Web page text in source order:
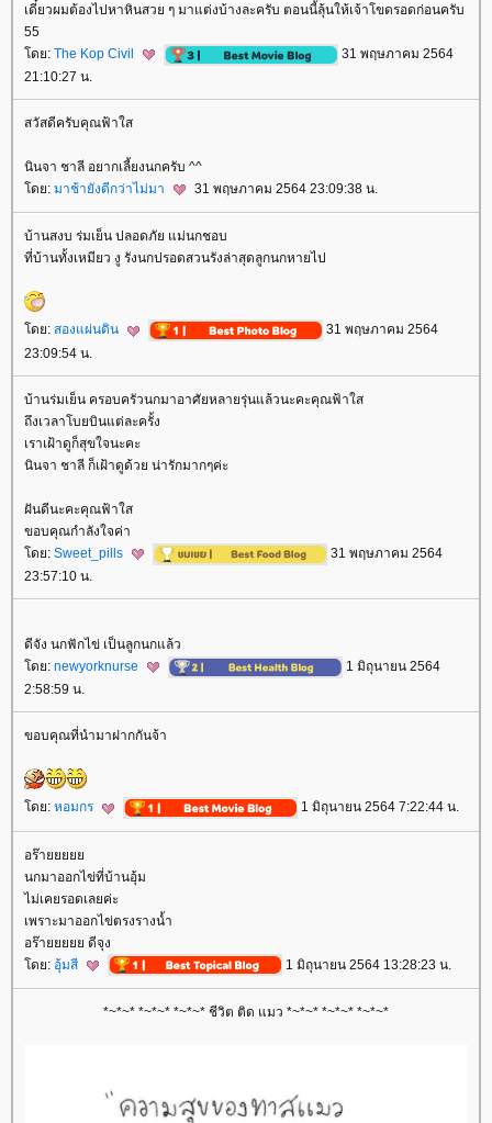
เดี๋ยวผมต้องไปหาหินสวย ๆ มาแต่งบ้างละครับ ตอนนี้ลุ้นให้เจ้าโขดรอดก่อนครับ
55
ดย: The Kop Civil
31 พฤษภาคม 2564
21:10:27 น.
สวัสดีครับคุณฟ้าใส
นินจา ชาลี อยากเลี้ยงนกครับ ^^
ดย: มาช้ายังดีกว่าไม่มา 31 พฤษภาคม 2564 23:09:38 น.
บ้านสงบ ร่มเย็น ปลอดภัย แม่นกชอบ
ที่บ้านทั้งเหมียว งู รังนกปรอดสวนรังล่าสุดลูกนกหายไป
ดย: สองแผ่นดิน
31 พฤษภาคม 2564
23:09:54 น.
บ้านร่มเย็น ครอบครัวนกมาอาศัยหลายรุ่นแล้วนะคะคุณฟ้าใส
ถึงเวลาโบยบินแต่ละครั้ง
เราเฝ้าดูก็สุขใจนะคะ
นินจา ชาลี ก็เฝ้าดูด้วย น่ารักมากๆค่ะ
ฝันดีนะคะคุณฟ้าใส
ขอบคุณกำลังใจค่า
ดย: Sweet_pills
31 พฤษภาคม 2564
23:57:10 น.
ดีจัง นกฟักไข่ เป็นลูกนกแล้ว
ดย: newyorknurse
1 มิถุนายน 2564
2:58:59 น.
ขอบคุณที่นำมาฝากกันจ้า
ดย: หอมกร 1 มิถุนายน 2564 7:22:44 น.
อร๊า
นกมาออกไข่ที่บ้านอุ้ม
ไม่เคยรอดเลยค่ะ
เพราะมาออกไข่ตรงรางน้ำ
อร๊ายยยยย ดีจุง
ดย: อุ้มสี 1 มิถุนายน 2564 13:28:23 น.
*~*~* *~*~* *~*~* ชีวิต ติด แมว *~*~* *~*~* *~*~*